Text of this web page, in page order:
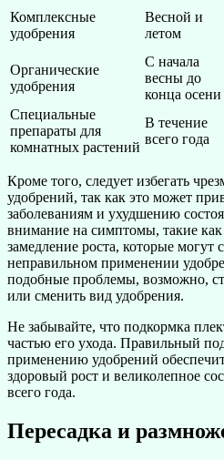
Комплексные
удобрения
Весной и
летом
Органические
удобрения
С начала
весны до
конца осени
Специальные
препараты для
комнатных растений
В течение
всего года
Кроме того, следует избегать
удобрений, так как это может
заболеваниям и ухудшению
внимание на симптомы, такие
замедление роста, которые могут
неправильном применении
подобные проблемы, возможно,
или сменить вид удобрения.
Не забывайте, что подкормка
частью его ухода. Правильный
применению удобрений
здоровый рост и великолепное
всего года.
Пересадка и